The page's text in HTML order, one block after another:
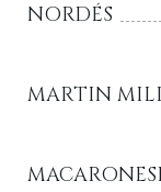
NORDÉS
MARTIN